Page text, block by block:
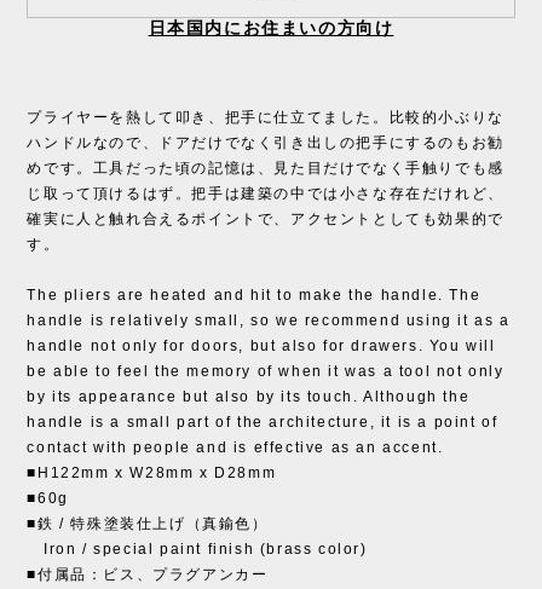
日本国内にお住まいの方向け
プライヤーを熱して叩き、把手に仕立てました。比較的小ぶりな
ハンドルなので、ドアだけでなく引き出しの把手にするのもお勧
めです。工具だった頃の記憶は、見た目だけでなく手触りでも感
じ取って頂けるはず。把手は建築の中では小さな存在だけれど、
確実に人と触れ合えるポイントで、アクセントとしても効果的で
す。
The pliers are heated and hit to make the handle. The
handle is relatively small, so we recommend using it as a
handle not only for doors, but also for drawers. You will
be able to feel the memory of when it was a tool not only
by its appearance but also by its touch. Although the
handle is a small part of the architecture, it is a point of
contact with people and is effective as an accent.
■H122mm x W28mm x D28mm
■60g
■鉄 / 特殊塗装仕上げ（真鍮色）
Iron / special paint finish (brass color)
■付属品：ビス、プラグアンカー